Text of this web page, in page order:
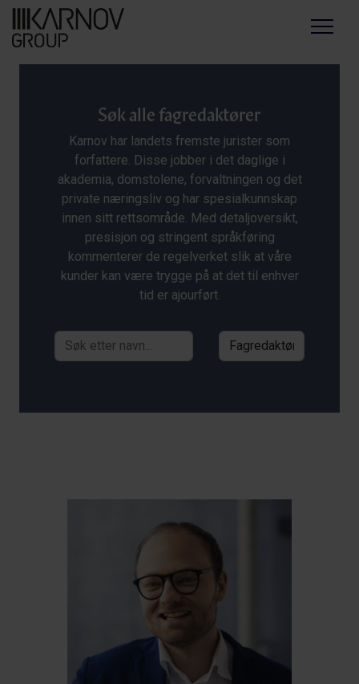
Menu
Søk alle fagredaktører
Karnov har landets fremste jurister som
forfattere. Disse jobber i det daglige i
akademia, domstolene, forvaltningen og det
private næringsliv og har spesialkunnskap
innen sitt rettsområde. Med detaljoversikt,
presisjon og stringent språkføring
kommenterer de regelverket slik at våre
kunder kan være trygge på at det til enhver
tid er ajourført.